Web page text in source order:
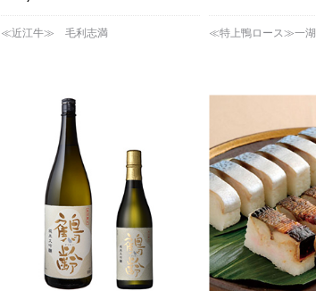
≪近江牛≫ 毛利志満 ≪特上鴨ロース≫一